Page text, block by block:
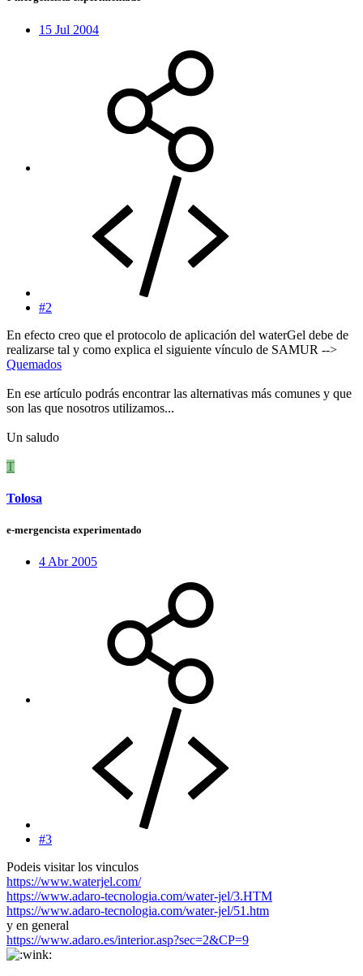
15 Jul 2004
#2
En efecto creo que el protocolo de aplicación del waterGel debe de
realizarse tal y como explica el siguiente vínculo de SAMUR -->
Quemados
En ese artículo podrás encontrar las alternativas más comunes y que
son las que nosotros utilizamos...
Un saludo
T
Tolosa
e-mergencista experimentado
4 Abr 2005
#3
Podeis visitar los vinculos
https://www.waterjel.com/
https://www.adaro-tecnologia.com/water-jel/3.HTM
https://www.adaro-tecnologia.com/water-jel/51.htm
y en general
https://www.adaro.es/interior.asp?sec=2&CP=9